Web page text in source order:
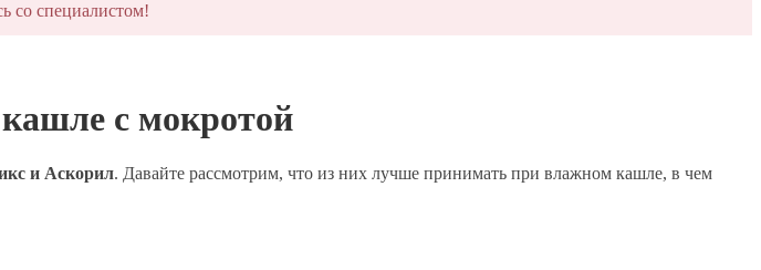
со специалистом!
с мокротой
и Аскорил. Давайте рассмотрим, что из них лучше принимать при влажном кашле, в чем